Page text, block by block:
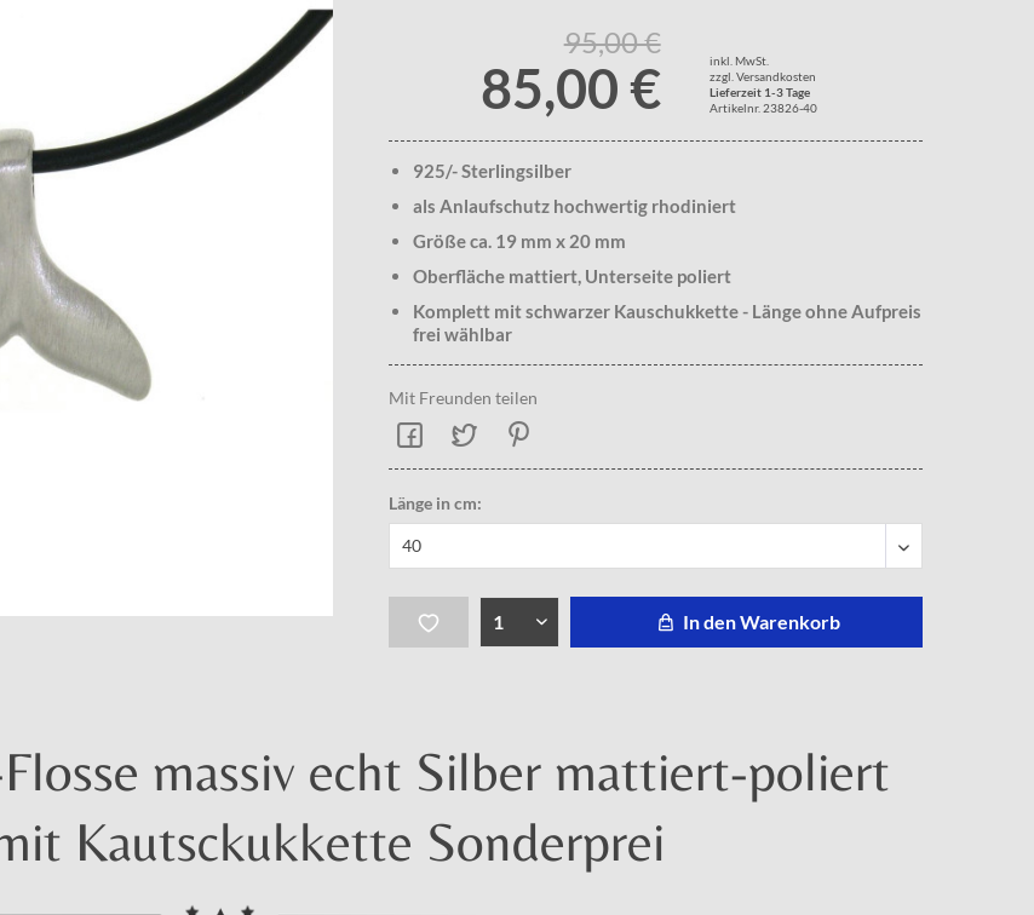
95,00 €
85,00 €
inkl. MwSt.
zzgl. Versandkosten
Lieferzeit 1-3 Tage
Artikelnr. 23826-40
925/- Sterlingsilber
als Anlaufschutz hochwertig rhodiniert
Größe ca. 19 mm x 20 mm
Oberfläche mattiert, Unterseite poliert
Komplett mit schwarzer Kauschukkette - Länge ohne Aufpreis
frei wählbar
Mit Freunden teilen
Länge in cm:
In den Warenkorb
massiv echt Silber mattiert-poliert
Kautsckukkette Sonderprei